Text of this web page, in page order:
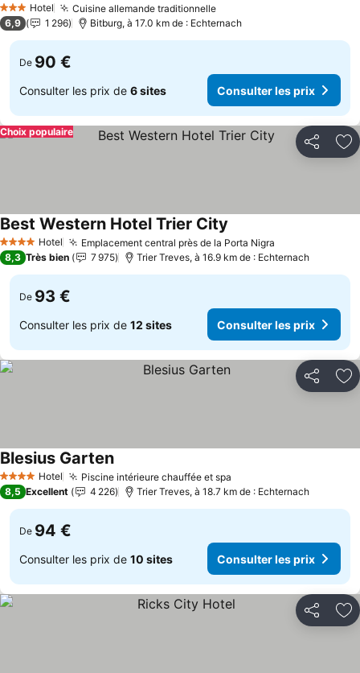
3 ÉtoilesHotel Cuisine allemande traditionnelle
6,9 1 296 Bitburg, à 17.0 km de : Echternach
De 90 €
Consulter les prix de 6 sites Consulter les prix
Partager
Choix populaire
4 Étoiles Hotel Emplacement central près de la Porta Nigra
Best Western Hotel Trier City
8,3 Très bien 7 975 Trier Treves, à 16.9 km de : Echternach
De 93 €
Consulter les prix de 12 sites Consulter les prix
Partager
4 Étoiles Hotel Piscine intérieure chauffée et spa
Blesius Garten
8,5 Excellent 4 226 Trier Treves, à 18.7 km de : Echternach
De 94 €
Consulter les prix de 10 sites Consulter les prix
Partager